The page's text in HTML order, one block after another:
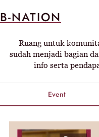
B-NATION
Ruang untuk
sudah menjadi bagian
info serta
Event